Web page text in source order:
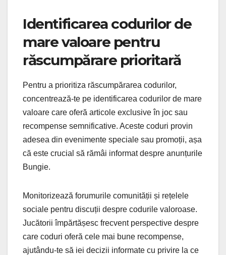
Identificarea codurilor de
mare valoare pentru
răscumpărare prioritară
Pentru a prioritiza răscumpărarea codurilor,
concentrează-te pe identificarea codurilor de mare
valoare care oferă articole exclusive în joc sau
recompense semnificative. Aceste coduri provin
adesea din evenimente speciale sau promoții, așa
că este crucial să rămâi informat despre anunțurile
Bungie.
Monitorizează forumurile comunității și rețelele
sociale pentru discuții despre codurile valoroase.
Jucătorii împărtășesc frecvent perspective despre
care coduri oferă cele mai bune recompense,
ajutându-te să iei decizii informate cu privire la ce